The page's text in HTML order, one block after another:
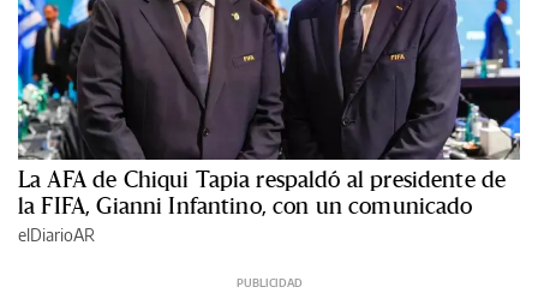
La AFA de Chiqui Tapia respaldó al presidente de
la FIFA, Gianni Infantino, con un comunicado
elDiarioAR